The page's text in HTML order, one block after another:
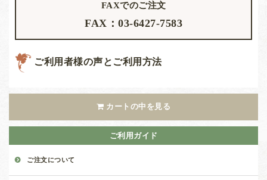
FAXでのご注文
FAX：03-6427-7583
ご利用者様の声とご利用方法
カートの中を見る
ご利用ガイド
ご注文について